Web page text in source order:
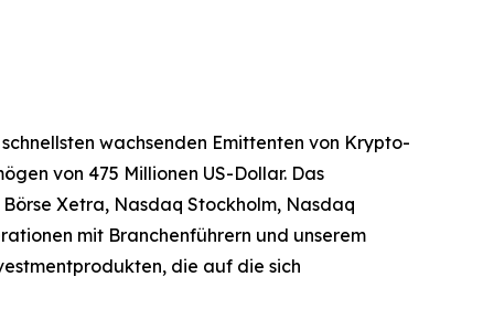
wachsenden Emittenten von Krypto-
von 475 Millionen US-Dollar. Das
Xetra, Nasdaq Stockholm, Nasdaq
mit Branchenführern und unserem
die auf die sich